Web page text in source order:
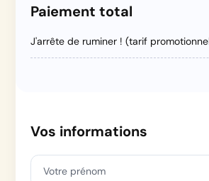
Vos informations
Votre prénom
Paiement total
J'arrête de ruminer ! (tarif